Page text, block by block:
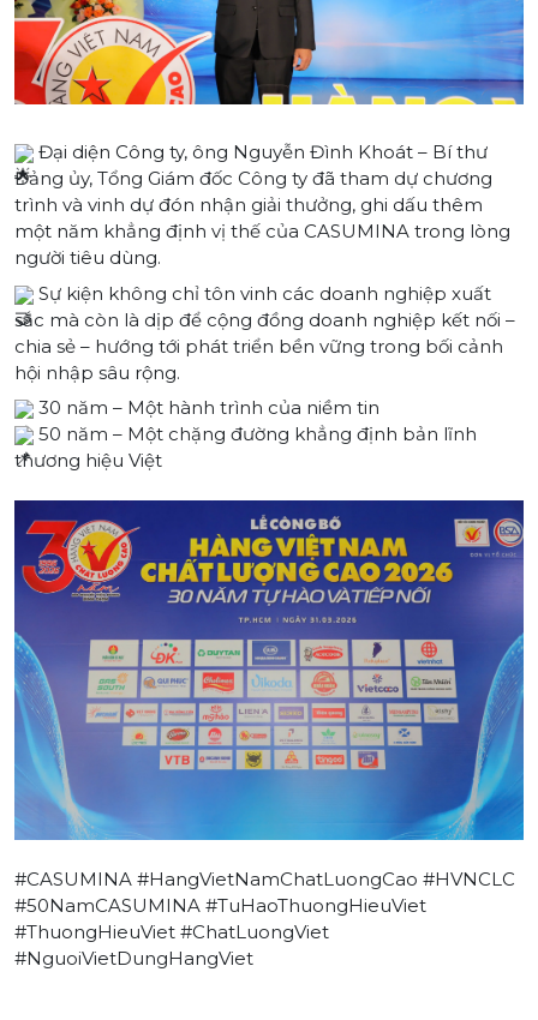
Đại diện Công ty, ông Nguyễn Đình Khoát – Bí thư
Đảng ủy, Tổng Giám đốc Công ty đã tham dự chương
trình và vinh dự đón nhận giải thưởng, ghi dấu thêm
một năm khẳng định vị thế của CASUMINA trong lòng
người tiêu dùng.
Sự kiện không chỉ tôn vinh các doanh nghiệp xuất
sắc mà còn là dịp để cộng đồng doanh nghiệp kết nối –
chia sẻ – hướng tới phát triển bền vững trong bối cảnh
hội nhập sâu rộng.
30 năm – Một hành trình của niềm tin
50 năm – Một chặng đường khẳng định bản lĩnh
thương hiệu Việt
#CASUMINA #HangVietNamChatLuongCao #HVNCLC
#50NamCASUMINA #TuHaoThuongHieuViet
#ThuongHieuViet #ChatLuongViet
#NguoiVietDungHangViet